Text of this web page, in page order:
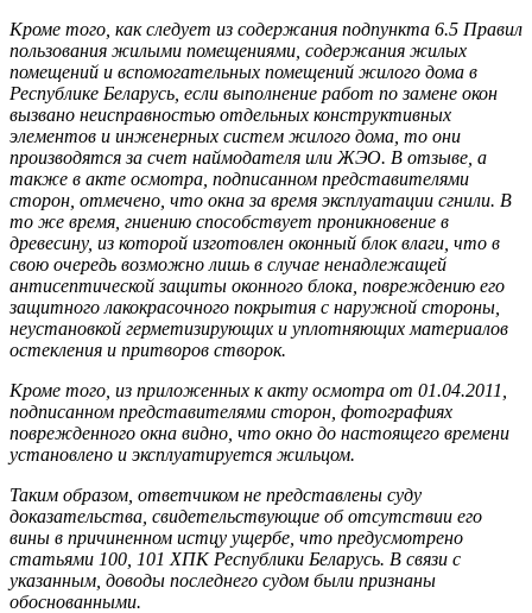
Кроме того, как следует из содержания подпункта 6.5 Правил
пользования жилыми помещениями, содержания жилых
помещений и вспомогательных помещений жилого дома в
Республике Беларусь, если выполнение работ по замене окон
вызвано неисправностью отдельных конструктивных
элементов и инженерных систем жилого дома, то они
производятся за счет наймодателя или ЖЭО. В отзыве, а
также в акте осмотра, подписанном представителями
сторон, отмечено, что окна за время эксплуатации сгнили. В
то же время, гниению способствует проникновение в
древесину, из которой изготовлен оконный блок влаги, что в
свою очередь возможно лишь в случае ненадлежащей
антисептической защиты оконного блока, повреждению его
защитного лакокрасочного покрытия с наружной стороны,
неустановкой герметизирующих и уплотняющих материалов
остекления и притворов створок.
Кроме того, из приложенных к акту осмотра от 01.04.2011,
подписанном представителями сторон, фотографиях
поврежденного окна видно, что окно до настоящего времени
установлено и эксплуатируется жильцом.
Таким образом, ответчиком не представлены суду
доказательства, свидетельствующие об отсутствии его
вины в причиненном истцу ущербе, что предусмотрено
статьями 100, 101 ХПК Республики Беларусь. В связи с
указанным, доводы последнего судом были признаны
обоснованными.